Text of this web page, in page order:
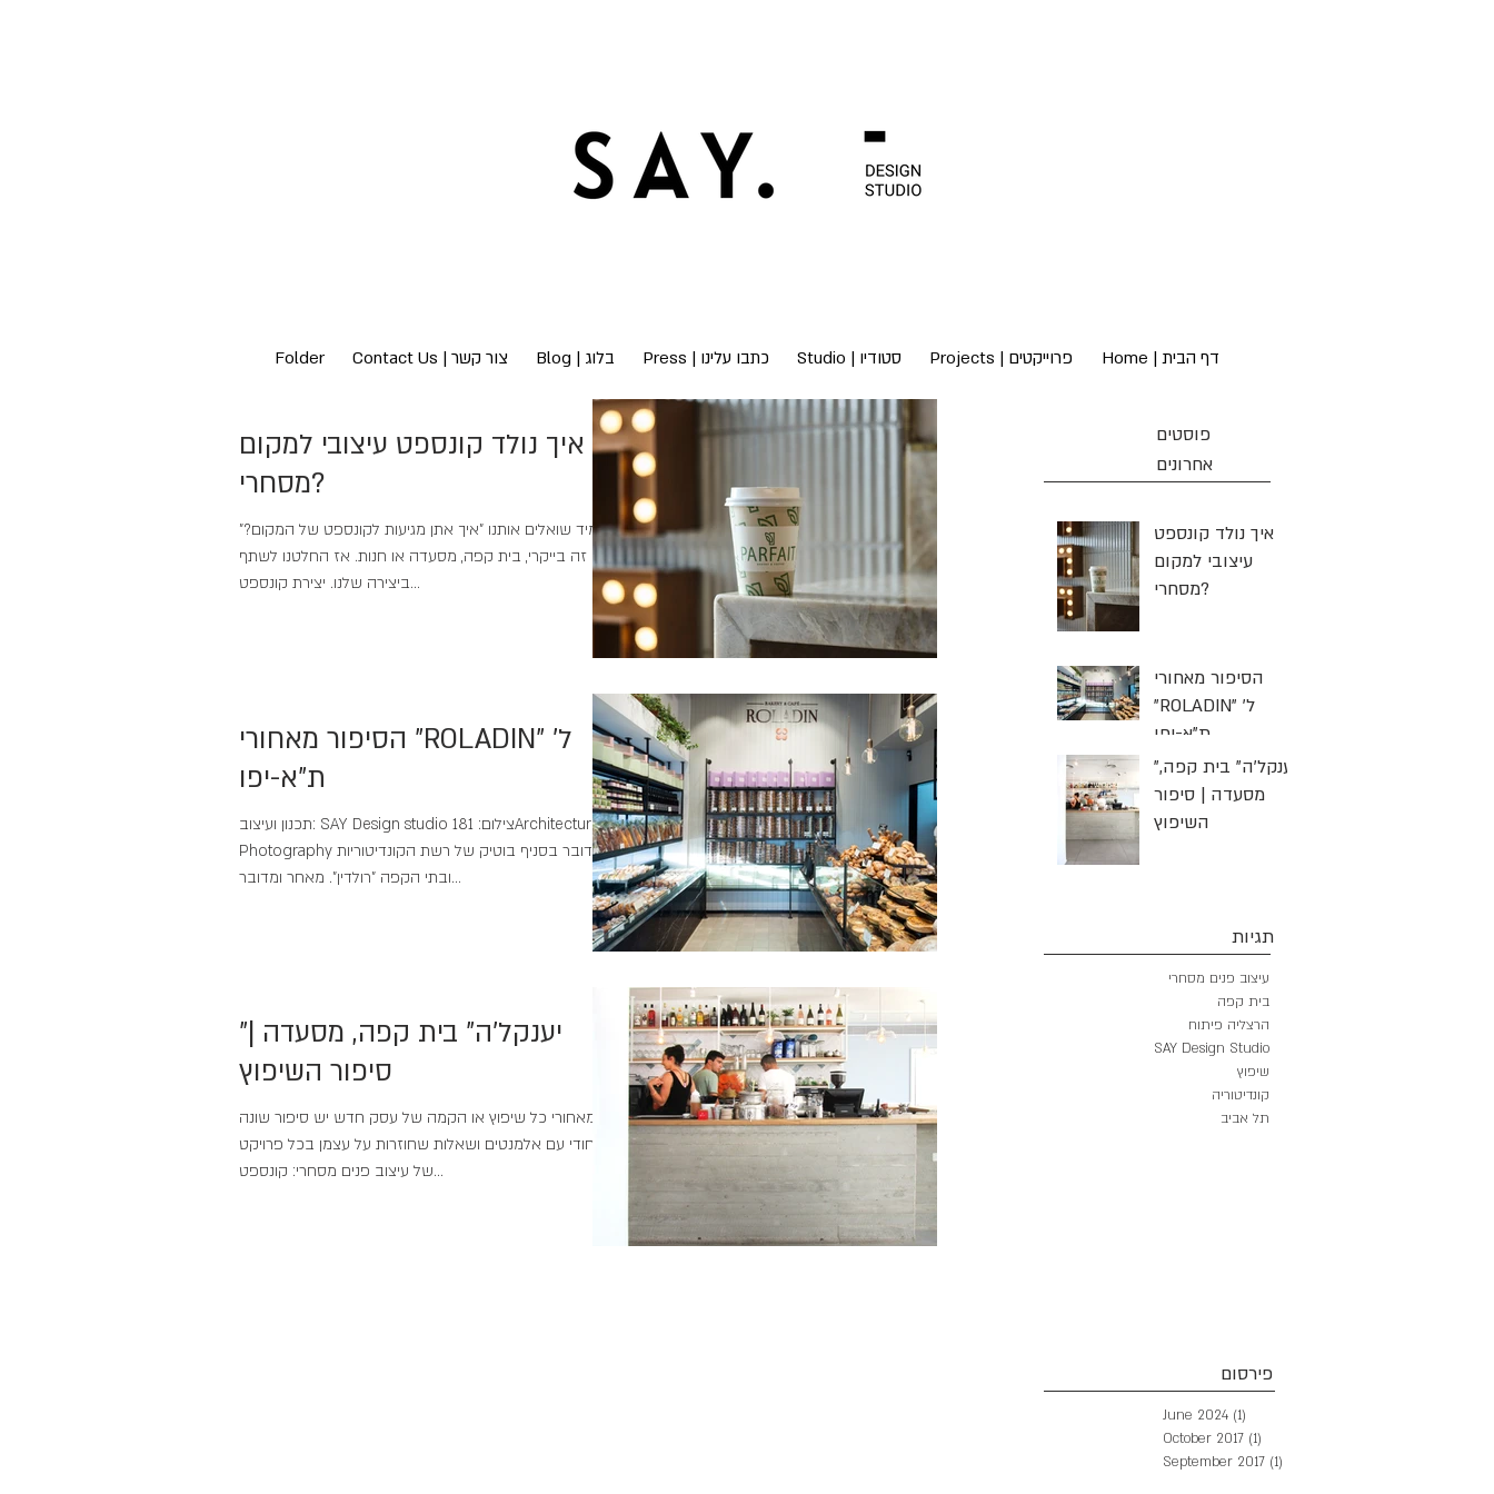
דף הבית | Home פרוייקטים | Projects סטודיו | Studio כתבו עלינו | Press בלוג | Blog צור קשר | Contact Us Folder
איך נולד קונספט עיצובי למקום
מסחרי?
תמיד שואלים אותנו "איך אתן מגיעות לקונספט של המקום?"
אם זה בייקרי, בית קפה, מסעדה או חנות. אז החלטנו לשתף
ביצירה שלנו. יצירת קונספט...
הסיפור מאחורי "ROLADIN" ל'
ת"א-יפו
תכנון ועיצוב: SAY Design studio צילום: 181Architecture
Photography מדובר בסניף בוטיק של רשת הקונדיטוריות
ובתי הקפה "רולדין". מאחר ומדובר...
"יענקל'ה" בית קפה, מסעדה |
סיפור השיפוץ
מאחורי כל שיפוץ או הקמה של עסק חדש יש סיפור שונה
וייחודי עם אלמנטים ושאלות שחוזרות על עצמן בכל פרויקט
של עיצוב פנים מסחרי: קונספט...
פוסטים
אחרונים
איך נולד קונספט
עיצובי למקום
מסחרי?
הסיפור מאחורי
"ROLADIN" ל'
ת"א-יפו
"יענקל'ה" בית קפה,
מסעדה | סיפור
השיפוץ
תגיות
עיצוב פנים מסחרי
בית קפה
הרצליה פיתוח
SAY Design Studio
שיפוץ
קונדיטוריה
תל אביב
פירסום
June 2024 (1)
October 2017 (1)
September 2017 (1)